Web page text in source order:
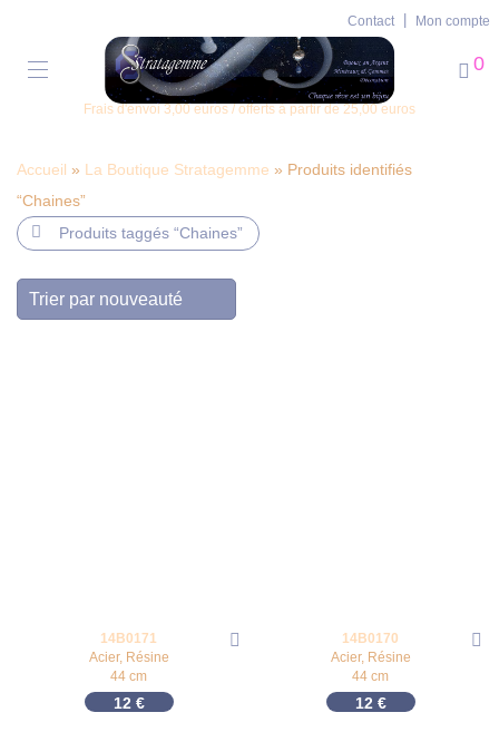
Contact Mon compte
0
Frais d'envoi 3,00 euros / offerts à partir de 25,00 euros
Accueil » La Boutique Stratagemme » Produits identifiés
“Chaines”
Produits taggés “Chaines”
14B0171
Acier, Résine
44 cm
12 €
14B0170
Acier, Résine
44 cm
12 €